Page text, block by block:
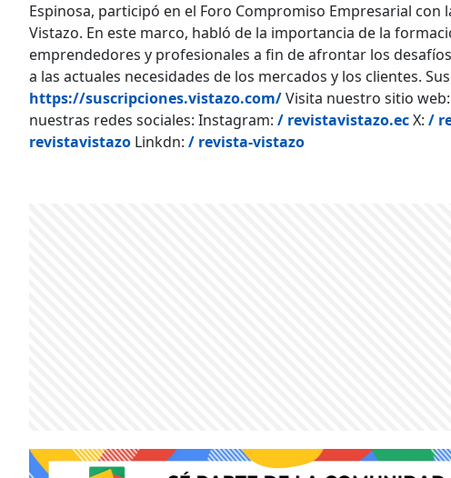
Espinosa, participó en el Foro Compromiso Empresarial con
Vistazo. En este marco, habló de la importancia de la
emprendedores y profesionales a fin de afrontar los
a las actuales necesidades de los mercados y los clientes.
https://suscripciones.vistazo.com/Visita nuestro sitio web:
nuestras redes sociales: Instagram: / revistavistazo.ecX: /
revistavistazo Linkdn: / revista-vistazo